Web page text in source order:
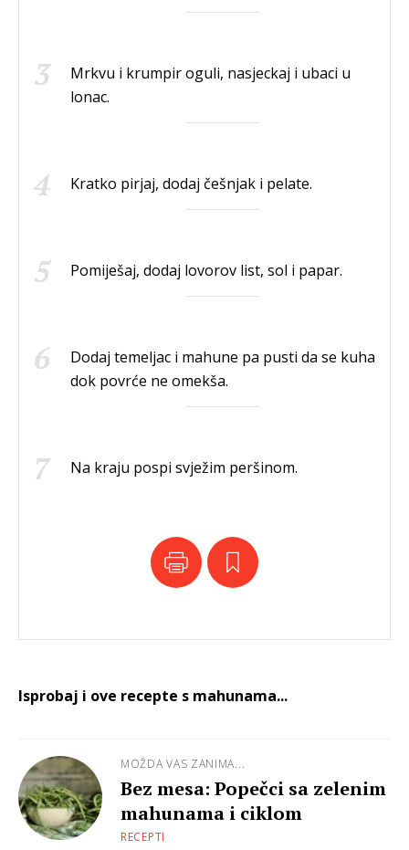
Mrkvu i krumpir oguli, nasjeckaj i ubaci u
lonac.
Kratko pirjaj, dodaj češnjak i pelate.
Pomiješaj, dodaj lovorov list, sol i papar.
Dodaj temeljac i mahune pa pusti da se kuha
dok povrće ne omekša.
Na kraju pospi svježim peršinom.
Isprobaj i ove recepte s mahunama...
MOŽDA VAS ZANIMA...
Bez mesa: Popečci sa zelenim
mahunama i ciklom
RECEPTI